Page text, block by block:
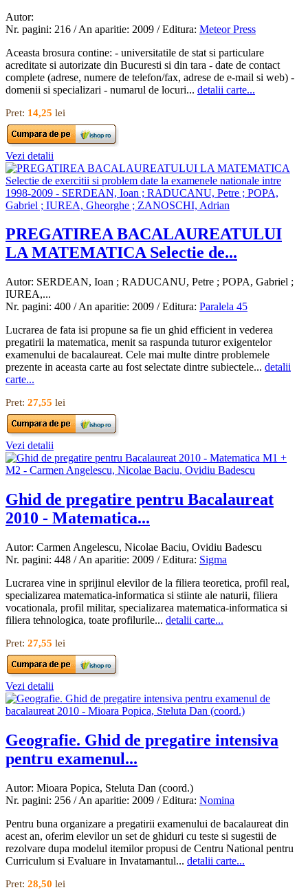
Autor:
Nr. pagini: 216 / An aparitie: 2009 / Editura: Meteor Press
Aceasta brosura contine: - universitatile de stat si particulare
acreditate si autorizate din Bucuresti si din tara - date de contact
complete (adrese, numere de telefon/fax, adrese de e-mail si web) -
domenii si specializari - numarul de locuri... detalii carte...
Pret: 14,25 lei
Vezi detalii
PREGATIREA BACALAUREATULUI
LA MATEMATICA Selectie de...
Autor: SERDEAN, Ioan ; RADUCANU, Petre ; POPA, Gabriel ;
IUREA,...
Nr. pagini: 400 / An aparitie: 2009 / Editura: Paralela 45
Lucrarea de fata isi propune sa fie un ghid efficient in vederea
pregatirii la matematica, menit sa raspunda tuturor exigentelor
examenului de bacalaureat. Cele mai multe dintre problemele
prezente in aceasta carte au fost selectate dintre subiectele... detalii
carte...
Pret: 27,55 lei
Vezi detalii
Ghid de pregatire pentru Bacalaureat
2010 - Matematica...
Autor: Carmen Angelescu, Nicolae Baciu, Ovidiu Badescu
Nr. pagini: 448 / An aparitie: 2009 / Editura: Sigma
Lucrarea vine in sprijinul elevilor de la filiera teoretica, profil real,
specializarea matematica-informatica si stiinte ale naturii, filiera
vocationala, profil militar, specializarea matematica-informatica si
filiera tehnologica, toate profilurile... detalii carte...
Pret: 27,55 lei
Vezi detalii
Geografie. Ghid de pregatire intensiva
pentru examenul...
Autor: Mioara Popica, Steluta Dan (coord.)
Nr. pagini: 256 / An aparitie: 2009 / Editura: Nomina
Pentru buna organizare a pregatirii examenului de bacalaureat din
acest an, oferim elevilor un set de ghiduri cu teste si sugestii de
rezolvare dupa modelul itemilor propusi de Centru National pentru
Curriculum si Evaluare in Invatamantul... detalii carte...
Pret: 28,50 lei